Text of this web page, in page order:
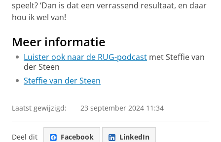
speelt? ‘Dan is dat een verrassend resultaat, en daar
hou ik wel van!
Meer informatie
Luister ook naar de RUG-podcast met Steffie van
der Steen
Steffie van der Steen
Laatst gewijzigd: 23 september 2024 11:34
Deel dit Facebook LinkedIn